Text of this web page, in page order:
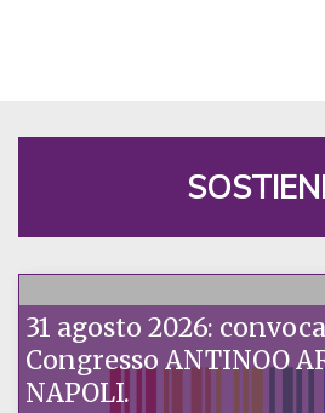
31 agosto 2026:
Congresso ANTINOO
NAPOLI.